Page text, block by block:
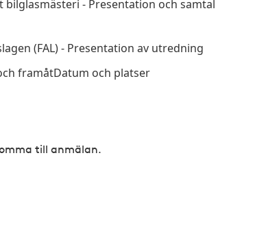
bilglasmästeri - Presentation och samtal
(FAL) - Presentation av utredning
framåtDatum och platser
till anmälan.